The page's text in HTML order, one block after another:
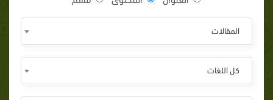
المقالات
كل اللغات